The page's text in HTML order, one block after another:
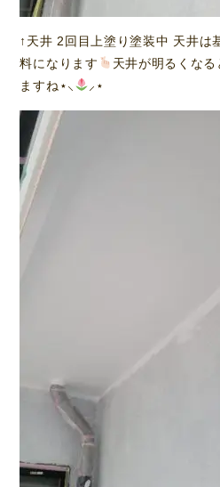
↑天井 2回目上塗り塗装中 天井は
料になります
天井が明るくな
ますね⋆⸜
⸝‍⋆